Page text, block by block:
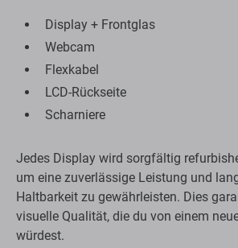
Display + Frontglas
Webcam
Flexkabel
LCD-Rückseite
Scharniere
Jedes Display wird sorgfältig
um eine zuverlässige Leistung und
Haltbarkeit zu gewährleisten. Dies
visuelle Qualität, die du von einem
würdest.